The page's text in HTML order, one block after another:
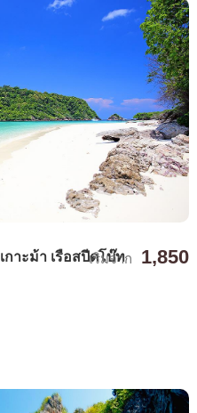
กาะม้า เรือสปีดโบ๊ท
เริ่มจาก 1,850